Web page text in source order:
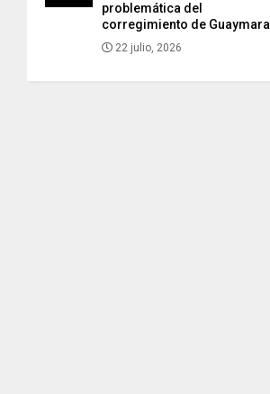
problemática del
corregimiento de Guaymaral
22 julio, 2026